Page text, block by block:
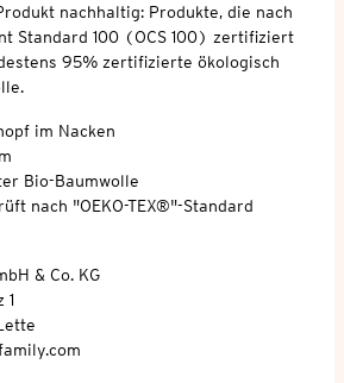
nachhaltig: Produkte, die nach
Standard 100 (OCS 100) zertifiziert
95% zertifizierte ökologisch
im Nacken
Bio-Baumwolle
nach "OEKO-TEX®"-Standard
& Co. KG
1